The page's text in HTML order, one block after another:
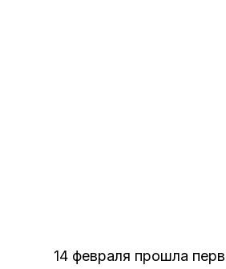
14 февраля прошла